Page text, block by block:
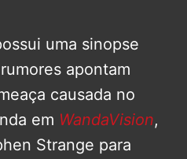
uma sinopse
apontam
causada no
em WandaVision,
Strange para